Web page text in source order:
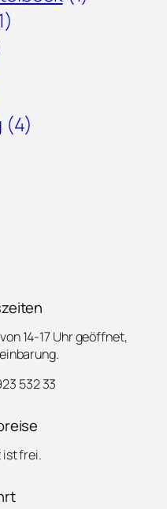
(4)
14-17 Uhr geöffnet,
532 33
frei.